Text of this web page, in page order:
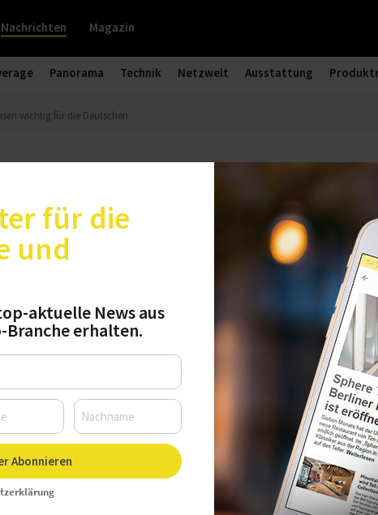
Nachrichten Magazin
Panorama Technik Netzwelt Ausstattung
wichtig für die Deutschen
trotz Krisen wichtig für die
Umfrage im Auftrag des Bundesverbands
zeigt: Urlaub bleibt für viele Menschen
wirtschaftliche Unsicherheit und steigende
Reisebuchungen.
für die
und
aktuelle News aus
erhalten.
Abonnieren